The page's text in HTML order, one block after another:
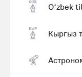
Оʻzbek
Кыргыз